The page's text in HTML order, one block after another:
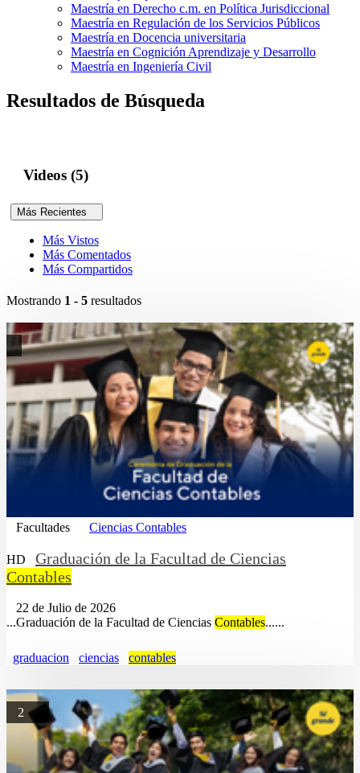
Maestría en Derecho c.m. en Política Jurisdiccional
Maestría en Regulación de los Servicios Públicos
Maestría en Docencia universitaria
Maestría en Cognición Aprendizaje y Desarrollo
Maestría en Ingeniería Civil
Resultados de Búsqueda
Videos (5)
Más Recientes
Más Vistos
Más Comentados
Más Compartidos
Mostrando 1 - 5 resultados
Facultades Ciencias Contables
HD
Graduación de la Facultad de Ciencias
Contables
22 de Julio de 2026
...Graduación de la Facultad de Ciencias Contables......
graduacion ciencias contables
2